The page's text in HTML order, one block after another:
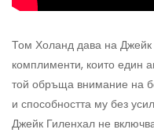
Том Холанд дава на
комплименти, които един
той обръща внимание на
и способността му без
Джейк Гиленхал не